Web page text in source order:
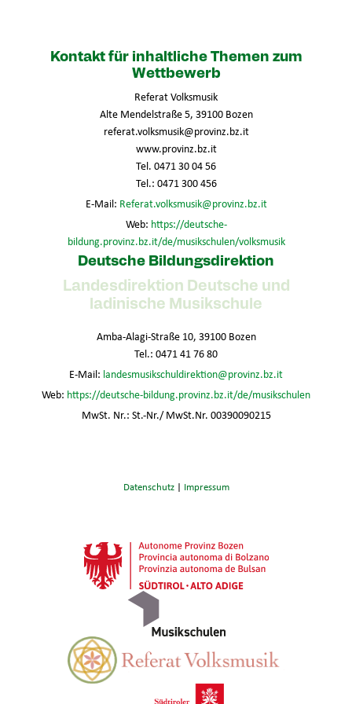
Kontakt für inhaltliche Themen zum
Wettbewerb
Referat Volksmusik
Alte Mendelstraße 5, 39100 Bozen
referat.volksmusik@provinz.bz.it
www.provinz.bz.it
Tel. 0471 30 04 56
Tel.: 0471 300 456
E-Mail: Referat.volksmusik@provinz.bz.it
Web: https://deutsche-
bildung.provinz.bz.it/de/musikschulen/volksmusik
Deutsche Bildungsdirektion
Landesdirektion Deutsche und
ladinische Musikschule
Amba-Alagi-Straße 10, 39100 Bozen
Tel.: 0471 41 76 80
E-Mail: landesmusikschuldirektion@provinz.bz.it
Web: https://deutsche-bildung.provinz.bz.it/de/musikschulen
MwSt. Nr.: St.-Nr./ MwSt.Nr. 00390090215
Datenschutz| Impressum